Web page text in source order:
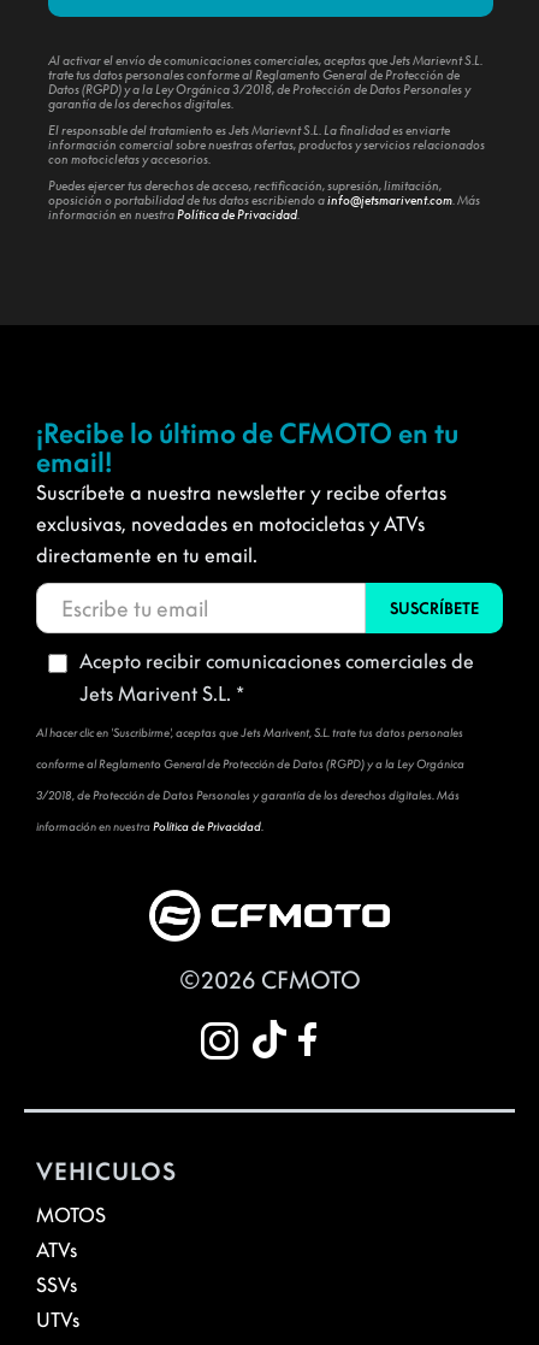
Al activar el envío de comunicaciones comerciales, aceptas que Jets Marievnt S.L.
trate tus datos personales conforme al Reglamento General de Protección de
Datos (RGPD) y a la Ley Orgánica 3/2018, de Protección de Datos Personales y
garantía de los derechos digitales.
El responsable del tratamiento es Jets Marievnt S.L. La finalidad es enviarte
información comercial sobre nuestras ofertas, productos y servicios relacionados
con motocicletas y accesorios.
Puedes ejercer tus derechos de acceso, rectificación, supresión, limitación,
oposición o portabilidad de tus datos escribiendo ainfo@jetsmarivent.com . Más
información en nuestraPolítica de Privacidad
¡Recibe lo último de CFMOTO en tu
email!
Suscríbete a nuestra newsletter y recibe ofertas
exclusivas, novedades en motocicletas y ATVs
directamente en tu email.
Acepto recibir comunicaciones comerciales de
Jets Marivent S.L. *
Al hacer clic en 'Suscribirme', aceptas que Jets Marivent, S.L. trate tus datos personales
conforme al Reglamento General de Protección de Datos (RGPD) y a la Ley Orgánica
3/2018, de Protección de Datos Personales y garantía de los derechos digitales. Más
información en nuestraPolítica de Privacidad
©2026 CFMOTO
VEHICULOS
MOTOS
ATVs
SSVs
UTVs